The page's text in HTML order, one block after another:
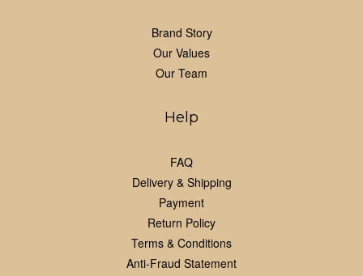
Brand Story
Our Values
Our Team
Help
FAQ
Delivery & Shipping
Payment
Return Policy
Terms & Conditions
Anti-Fraud Statement